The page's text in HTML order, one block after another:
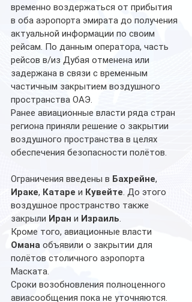
временно воздержаться от прибытия
в оба аэропорта эмирата до получения
актуальной информации по своим
рейсам. По данным оператора, часть
рейсов в/из Дубая отменена или
задержана в связи с временным
частичным закрытием воздушного
пространства ОАЭ.
Ранее авиационные власти ряда стран
региона приняли решение о закрытии
воздушного пространства в целях
обеспечения безопасности полётов.
Ограничения введены в Бахрейне,
Ираке, Катаре и Кувейте. До этого
воздушное пространство также
закрыли Иран и Израиль.
Кроме того, авиационные власти
Омана объявили о закрытии для
полётов столичного аэропорта
Маската.
Сроки возобновления полноценного
авиасообщения пока не уточняются.